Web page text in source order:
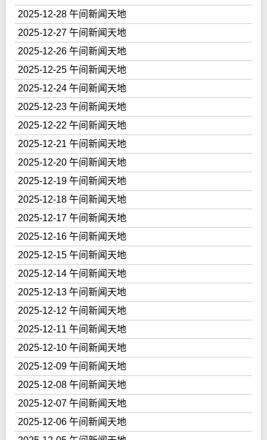
2025-12-28 午间新闻天地
2025-12-27 午间新闻天地
2025-12-26 午间新闻天地
2025-12-25 午间新闻天地
2025-12-24 午间新闻天地
2025-12-23 午间新闻天地
2025-12-22 午间新闻天地
2025-12-21 午间新闻天地
2025-12-20 午间新闻天地
2025-12-19 午间新闻天地
2025-12-18 午间新闻天地
2025-12-17 午间新闻天地
2025-12-16 午间新闻天地
2025-12-15 午间新闻天地
2025-12-14 午间新闻天地
2025-12-13 午间新闻天地
2025-12-12 午间新闻天地
2025-12-11 午间新闻天地
2025-12-10 午间新闻天地
2025-12-09 午间新闻天地
2025-12-08 午间新闻天地
2025-12-07 午间新闻天地
2025-12-06 午间新闻天地